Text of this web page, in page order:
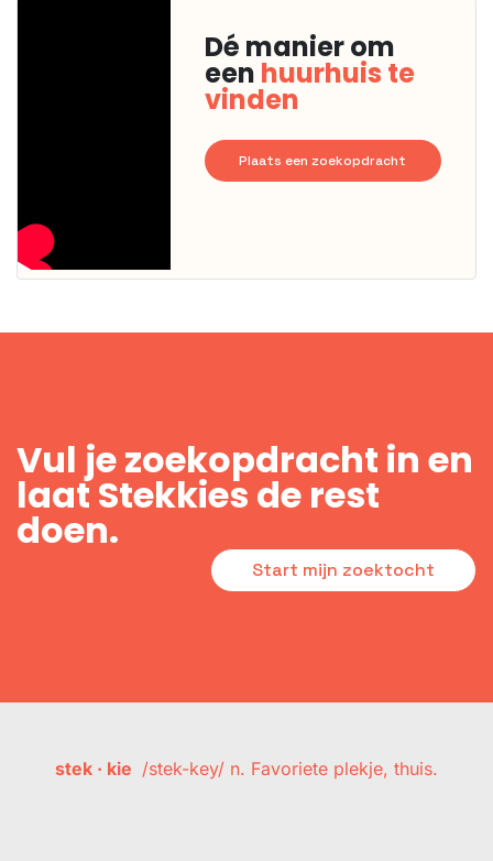
Dé manier om
een huurhuis te
vinden
Plaats een zoekopdracht
Vul je zoekopdracht in en
laat Stekkies de rest
doen.
Start mijn zoektocht
stek · kie /stek-key/ n. Favoriete plekje, thuis.